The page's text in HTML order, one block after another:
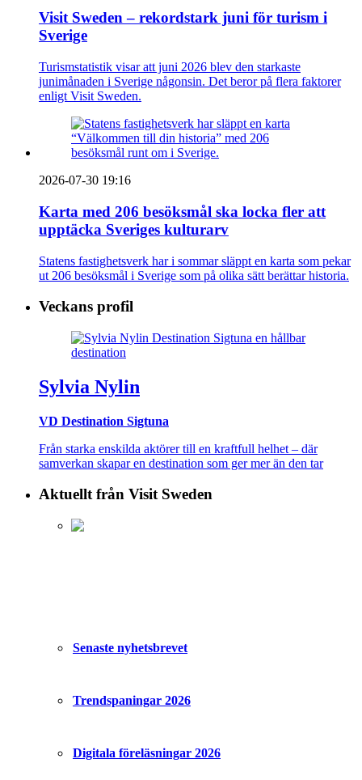
Visit Sweden – rekordstark juni för turism i
Sverige
Turismstatistik visar att juni 2026 blev den starkaste
junimånaden i Sverige någonsin. Det beror på flera faktorer
enligt Visit Sweden.
2026-07-30 19:16
Karta med 206 besöksmål ska locka fler att
upptäcka Sveriges kulturarv
Statens fastighetsverk har i sommar släppt en karta som pekar
ut 206 besöksmål i Sverige som på olika sätt berättar historia.
Veckans profil
Sylvia Nylin
VD Destination Sigtuna
Från starka enskilda aktörer till en kraftfull helhet – där
samverkan skapar en destination som ger mer än den tar
Aktuellt från Visit Sweden
Senaste nyhetsbrevet
Trendspaningar 2026
Digitala föreläsningar 2026